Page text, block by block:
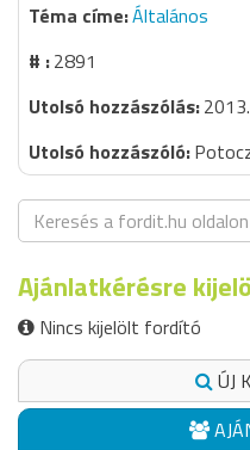
Általános
2891
Ajánlatkérésre
Nincs kijelölt fordító
ÚJ